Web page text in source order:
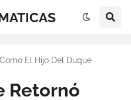
El Hijo Del Duque
Retornó